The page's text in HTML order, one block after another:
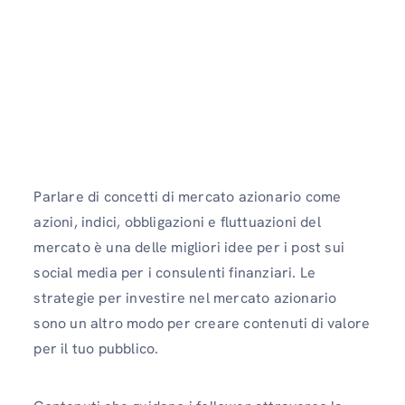
Parlare di concetti di mercato azionario come
azioni, indici, obbligazioni e fluttuazioni del
mercato è una delle migliori idee per i post sui
social media per i consulenti finanziari. Le
strategie per investire nel mercato azionario
sono un altro modo per creare contenuti di valore
per il tuo pubblico.